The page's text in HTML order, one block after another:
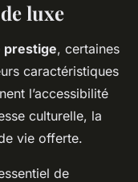
pour
luxe
prestige, certaines
caractéristiques
l’accessibilité
culturelle, la
vie offerte.
de